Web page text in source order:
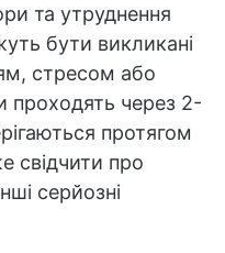
та утруднення
бути викликані
стресом або
проходять через 2-
протягом
свідчити про
серйозні